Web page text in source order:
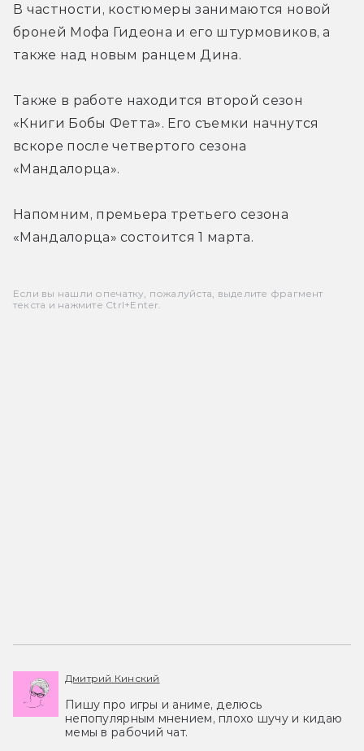
В частности, костюмеры занимаются новой
броней Мофа Гидеона и его штурмовиков, а
также над новым ранцем Дина.
Также в работе находится второй сезон
«Книги Бобы Фетта». Его съемки начнутся
вскоре после четвертого сезона
«Мандалорца».
Напомним, премьера третьего сезона
«Мандалорца» состоится 1 марта.
Если вы нашли опечатку, пожалуйста, выделите фрагмент
текста и нажмите Ctrl+Enter.
Дмитрий Кинский
Пишу про игры и аниме, делюсь
непопулярным мнением, плохо шучу и кидаю
мемы в рабочий чат.